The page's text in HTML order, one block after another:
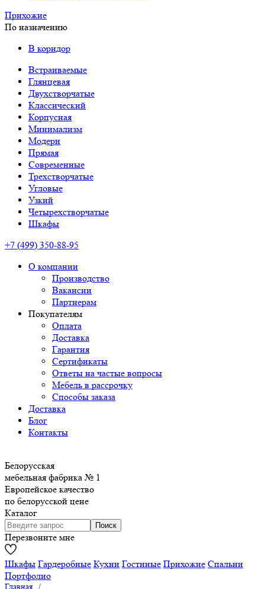
Прихожие
По назначению
В коридор
Встраиваемые
Глянцевая
Двухстворчатые
Классический
Корпусная
Минимализм
Модерн
Прямая
Современные
Трехстворчатые
Угловые
Узкий
Четырехстворчатые
Шкафы
+7 (499) 350-88-95
О компании
Производство
Вакансии
Партнерам
Покупателям
Оплата
Доставка
Гарантия
Сертификаты
Ответы на частые вопросы
Мебель в рассрочку
Способы заказа
Доставка
Блог
Контакты
Белорусская
мебельная фабрика № 1
Европейское качество
по белорусской цене
Каталог
Перезвоните мне
Шкафы Гардеробные Кухни Гостиные Прихожие Спальни
Портфолио
Главная /